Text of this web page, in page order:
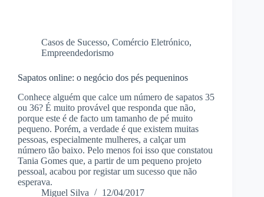
Casos de Sucesso, Comércio Eletrónico,
Empreendedorismo
Sapatos online: o negócio dos pés pequeninos
Conhece alguém que calce um número de sapatos 35
ou 36? É muito provável que responda que não,
porque este é de facto um tamanho de pé muito
pequeno. Porém, a verdade é que existem muitas
pessoas, especialmente mulheres, a calçar um
número tão baixo. Pelo menos foi isso que constatou
Tania Gomes que, a partir de um pequeno projeto
pessoal, acabou por registar um sucesso que não
esperava.
Miguel Silva
12/04/2017